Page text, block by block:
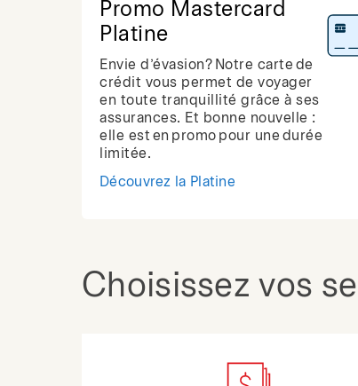
Promo Mastercard
Platine
Envie d’évasion? Notre carte de
crédit vous permet de voyager
en toute tranquillité grâce à ses
assurances. Et bonne nouvelle :
elle est en promo pour une durée
limitée.
Découvrez la Platine
Choisissez vos